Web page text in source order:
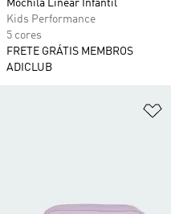
Mochila Linear Infantil
Kids Performance
5 cores
FRETE GRÁTIS MEMBROS
ADICLUB